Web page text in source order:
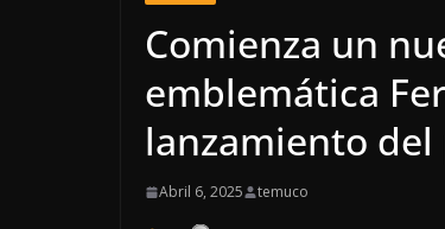
Comienza un
emblemática
lanzamiento del
Abril 6, 2025 temuco